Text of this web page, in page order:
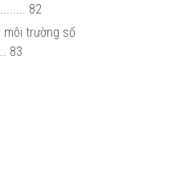
82
môi trường số
83